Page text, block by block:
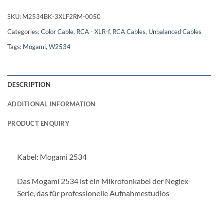
SKU: M2534BK-3XLF2RM-0050
Categories:Color Cable, RCA - XLR-f, RCA Cables, Unbalanced Cables
Tags: Mogami, W2534
DESCRIPTION
ADDITIONAL INFORMATION
PRODUCT ENQUIRY
Kabel: Mogami 2534
Das Mogami 2534 ist ein Mikrofonkabel der Neglex-
Serie, das für professionelle Aufnahmestudios